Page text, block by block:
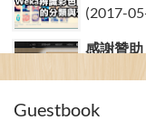
(2017-
感謝贊助
Guestbook